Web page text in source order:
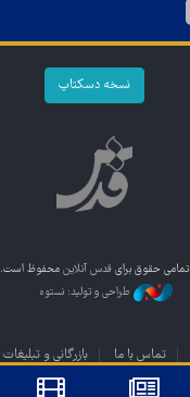
نسخه دسکتاپ
تمامی حقوق برای قدس آنلاین محفوظ است.
طراحی و تولید: نستوه
تماس با ما بازرگانی و تبلیغات